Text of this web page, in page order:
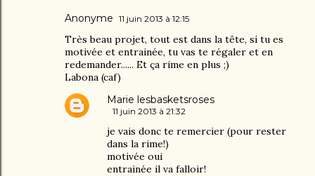
Anonyme 11 juin 2013 à 12:15
Très beau projet, tout est dans la tête, si tu es
motivée et entrainée, tu vas te régaler et en
redemander...... Et ça rime en plus ;)
Labona (caf)
Marie lesbasketsroses
11 juin 2013 à 21:32
je vais donc te remercier (pour rester
dans la rime!)
motivée oui
entrainée il va falloir!